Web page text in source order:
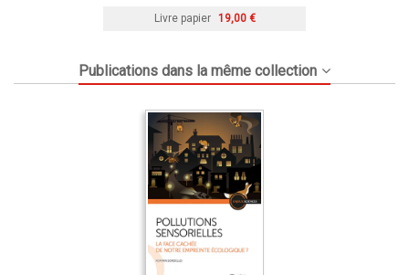
Livre papier 19,00 €
Publications dans la même collection